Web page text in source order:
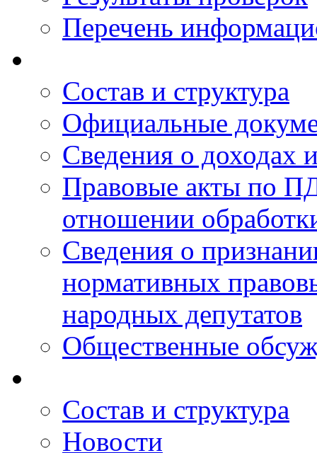
Перечень
Состав и структура
Официальные
Сведения о доходах
Правовые акты по
отношении
Сведения о
нормативных
народных депутатов
Общественные
Состав и структура
Новости